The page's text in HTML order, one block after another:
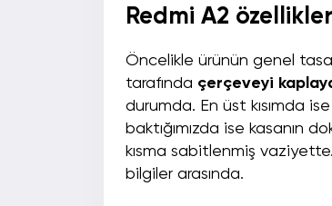
Redmi A2
Öncelikle ürünün genel
tarafında çerçeveyi
durumda. En üst kısımda
baktığımızda ise kasanın
kısma sabitlenmiş
bilgiler arasında.